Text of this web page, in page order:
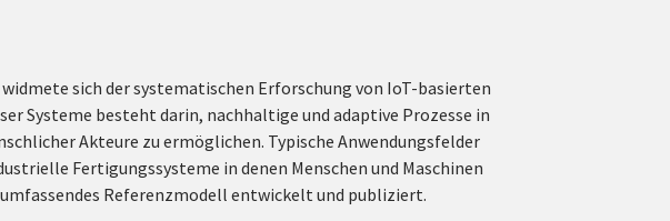
sich der systematischen Erforschung von IoT-basierten
Systeme besteht darin, nachhaltige und adaptive Prozesse in
Akteure zu ermöglichen. Typische Anwendungsfelder
Fertigungssysteme in denen Menschen und Maschinen
Referenzmodell entwickelt und publiziert.